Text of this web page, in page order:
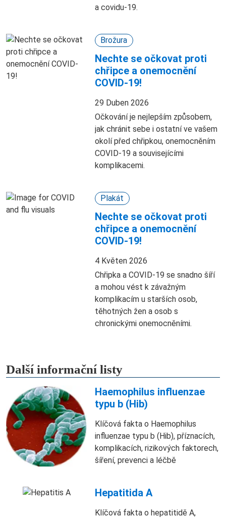
a covidu-19.
Brožura
Nechte se očkovat proti
chřipce a onemocnění
COVID-19!
29 Duben 2026
Očkování je nejlepším způsobem,
jak chránit sebe i ostatní ve vašem
okolí před chřipkou, onemocněním
COVID-19 a souvisejícími
komplikacemi.
Plakát
Nechte se očkovat proti
chřipce a onemocnění
COVID-19!
4 Květen 2026
Chřipka a COVID-19 se snadno šíří
a mohou vést k závažným
komplikacím u starších osob,
těhotných žen a osob s
chronickými onemocněními.
Další informační listy
Haemophilus influenzae
typu b (Hib)
Klíčová fakta o Haemophilus
influenzae typu b (Hib), příznacích,
komplikacích, rizikových faktorech,
šíření, prevenci a léčbě
Hepatitida A
Klíčová fakta o hepatitidě A,